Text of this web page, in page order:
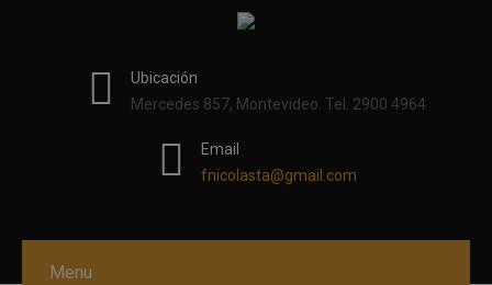
Ubicación
Mercedes 857, Montevideo. Tel. 2900 4964
Email
fnicolasta@gmail.com
Menu
modal-check